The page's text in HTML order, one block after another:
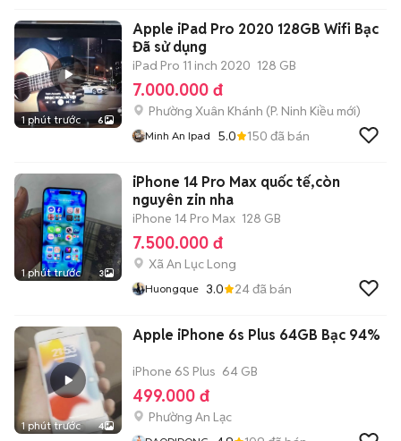
1 phút trước 6
Apple iPad Pro 2020 128GB Wifi Bạc
Đã sử dụng
iPad Pro 11 inch 2020 128 GB
7.000.000 đ
Phường Xuân Khánh (P. Ninh Kiều mới)
Minh An Ipad 5.0 150 đã bán
1 phút trước 3
iPhone 14 Pro Max quốc tế,còn
nguyên zin nha
iPhone 14 Pro Max 128 GB
7.500.000 đ
Xã An Lục Long
Huongque 3.0 24đã bán
1 phút trước 4
Apple iPhone 6s Plus 64GB Bạc 94%
iPhone 6S Plus 64 GB
499.000 đ
Phường An Lạc